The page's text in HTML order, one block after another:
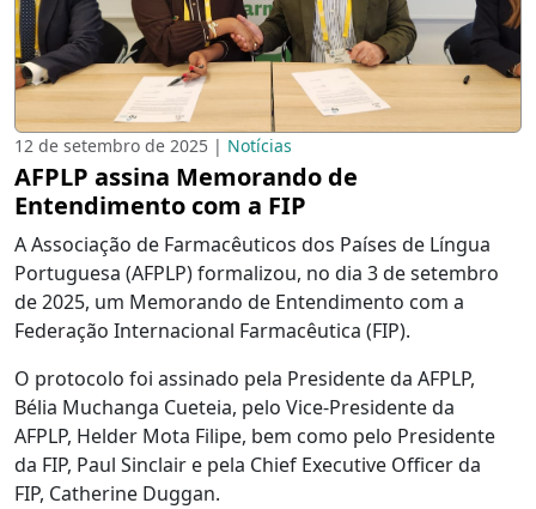
12 de setembro de 2025 | Notícias
AFPLP assina Memorando de
Entendimento com a FIP
A Associação de Farmacêuticos dos Países de Língua
Portuguesa (AFPLP) formalizou, no dia 3 de setembro
de 2025, um Memorando de Entendimento com a
Federação Internacional Farmacêutica (FIP).
O protocolo foi assinado pela Presidente da AFPLP,
Bélia Muchanga Cueteia, pelo Vice-Presidente da
AFPLP, Helder Mota Filipe, bem como pelo Presidente
da FIP, Paul Sinclair e pela Chief Executive Officer da
FIP, Catherine Duggan.